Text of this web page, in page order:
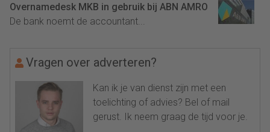
Overnamedesk MKB in gebruik bij ABN AMRO
De bank noemt de accountant...
Vragen over adverteren?
Kan ik je van dienst zijn met een
toelichting of advies? Bel of mail
gerust. Ik neem graag de tijd voor je.